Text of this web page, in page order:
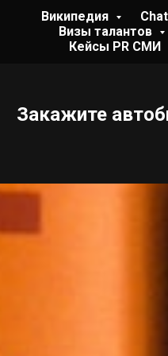
Википедия
Визы талантов
Кейсы PR СМИ
Закажите